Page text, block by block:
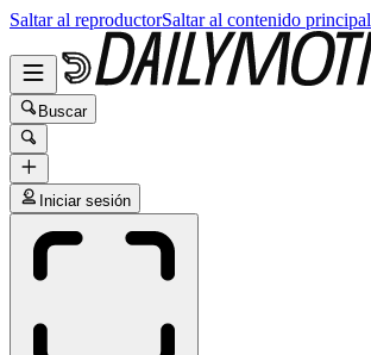
Saltar al reproductorSaltar al contenido principal
Buscar
Iniciar sesión